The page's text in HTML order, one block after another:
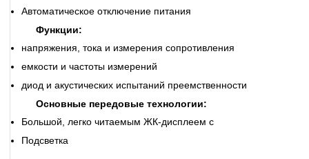
Автоматическое отключение питания
Функции:
напряжения, тока и измерения сопротивления
емкости и частоты измерений
диод и акустических испытаний преемственности
Основные передовые технологии:
Большой, легко читаемым ЖК-дисплеем с
Подсветка